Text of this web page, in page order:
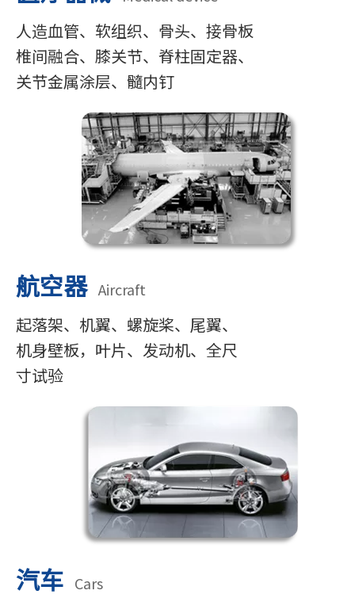
人造血管、软组织、骨头、接骨板
椎间融合、膝关节、脊柱固定器、
关节金属涂层、髓内钉
航空器 Aircraft
起落架、机翼、螺旋桨、尾翼、
机身壁板，叶片、发动机、全尺
寸试验
汽车 Cars